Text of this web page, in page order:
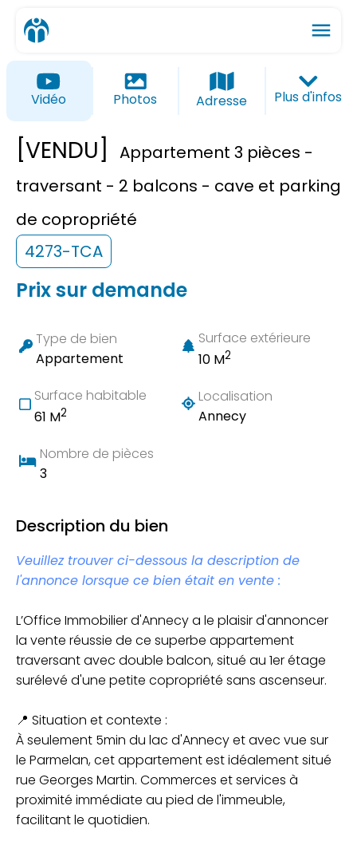
menu
ios_share
Vidéo Photos Adresse Plus d'infos
[VENDU]
Appartement 3 pièces -
traversant - 2 balcons - cave et parking
de copropriété
4273-TCA
Prix sur demande
Type de bien
Appartement
Surface extérieure
10 M2
Surface habitable
61 M2
Localisation
Annecy
Nombre de pièces
3
Description du bien
Veuillez trouver ci-dessous la description de
l'annonce lorsque ce bien était en vente :
L’Office Immobilier d'Annecy a le plaisir d'annoncer
la vente réussie de ce superbe appartement
traversant avec double balcon, situé au 1er étage
surélevé d'une petite copropriété sans ascenseur.
📍 Situation et contexte :
À seulement 5min du lac d'Annecy et avec vue sur
le Parmelan, cet appartement est idéalement situé
rue Georges Martin. Commerces et services à
proximité immédiate au pied de l'immeuble,
facilitant le quotidien.